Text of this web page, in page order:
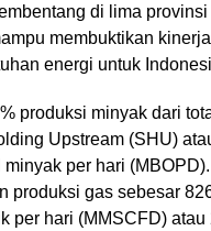
di lima
membuktikan
energi untuk
produksi minyak dari
Upstream (SHU)
per hari
produksi gas sebesar
per hari (MMSCFD) atau